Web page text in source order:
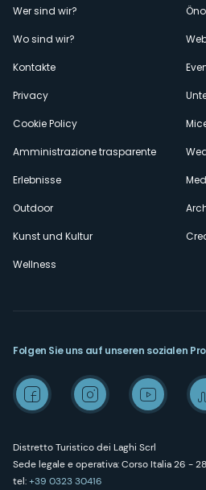
Menù
secondario
Wer sind wir?
Wo sind wir?
Kontakte
Privacy
Cookie Policy
Amministrazione trasparente
Erlebnisse
Outdoor
Kunst und Kultur
Wellness
Distretto Turistico dei Laghi Scrl
Sede legale e operativa: Corso Italia 26 -
tel:+39 0323 30416
Folgen Sie uns auf unseren sozialen